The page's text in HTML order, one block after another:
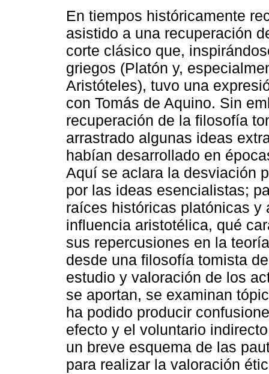
En tiempos históricamente
asistido a una recuperación
corte clásico que,
griegos (Platón y,
Aristóteles), tuvo una
con Tomás de Aquino. Sin
recuperación de la filosofía
arrastrado algunas ideas
habían desarrollado en
Aquí se aclara la desviación
por las ideas esencialistas;
raíces históricas platónicas
influencia aristotélica, qué
sus repercusiones en la
desde una filosofía tomista
estudio y valoración de los
se aportan, se examinan
ha podido producir
efecto y el voluntario
un breve esquema de las
para realizar la valoración